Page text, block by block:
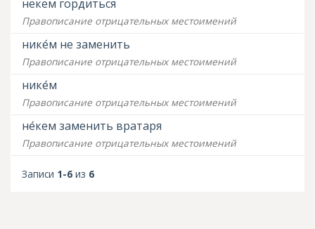
некем гордиться
Правописание отрицательных местоимений
нике́м не заменить
Правописание отрицательных местоимений
нике́м
Правописание отрицательных местоимений
не́кем заменить вратаря
Правописание отрицательных местоимений
Записи 1-6 из 6